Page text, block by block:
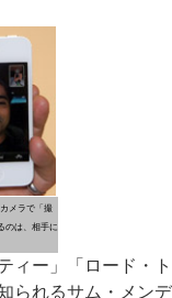
メラで「撮
のは、相手に
ィー」「ロード・ト
られるサム・メンデ